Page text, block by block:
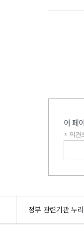
이 페
* 의견
정부 관련기관 누